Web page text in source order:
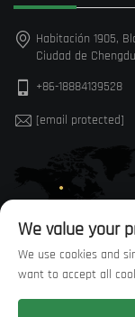
Habitación 1905,
Ciudad de
+86-18884139528
[email protected]
We value your
We use cookies and
want to accept all